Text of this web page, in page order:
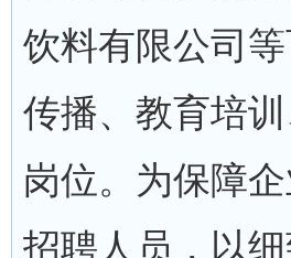
饮料有限公司
传播、教育培
岗位。为保障
招聘人员，以